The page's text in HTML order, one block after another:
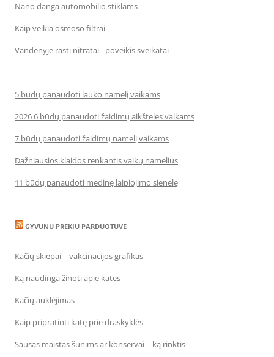
Nano danga automobilio stiklams
Kaip veikia osmoso filtrai
Vandenyje rasti nitratai - poveikis sveikatai
5 būdų panaudoti lauko namelį vaikams
2026 6 būdų panaudoti žaidimų aikšteles vaikams
7 būdų panaudoti žaidimų namelį vaikams
Dažniausios klaidos renkantis vaikų namelius
11 būdų panaudoti medinę laipiojimo sienelę
GYVUNU PREKIU PARDUOTUVE
Kačių skiepai – vakcinacijos grafikas
Ką naudinga žinoti apie kates
Kačių auklėjimas
Kaip pripratinti katę prie draskyklės
Sausas maistas šunims ar konservai – ką rinktis